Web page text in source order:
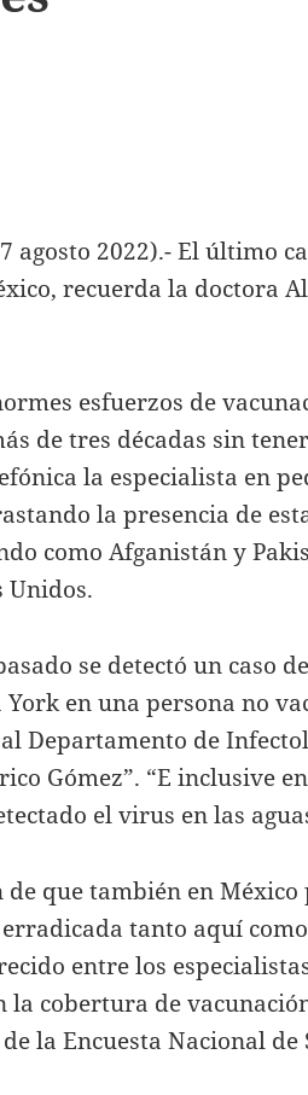
agosto 2022).- El último
recuerda la doctora
esfuerzos de
de tres décadas sin
la especialista en
la presencia de
como Afganistán y
Unidos.
se detectó un caso
York en una persona no
Departamento de
Gómez”. “E inclusive
el virus en las
de que también en
tanto aquí
entre los
la cobertura de
la Encuesta Nacional